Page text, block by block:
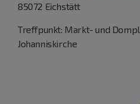
85072 Eichstätt
Treffpunkt: Markt- und
Johanniskirche